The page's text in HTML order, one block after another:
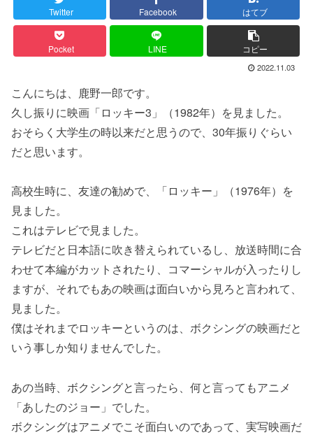
Twitter Facebook はてブ
Pocket LINE コピー
2022.11.03
こんにちは、鹿野一郎です。
久し振りに映画「ロッキー3」（1982年）を見ました。
おそらく大学生の時以来だと思うので、30年振りぐらい
だと思います。
高校生時に、友達の勧めで、「ロッキー」（1976年）を
見ました。
これはテレビで見ました。
テレビだと日本語に吹き替えられているし、放送時間に合
わせて本編がカットされたり、コマーシャルが入ったりし
ますが、それでもあの映画は面白いから見ろと言われて、
見ました。
僕はそれまでロッキーというのは、ボクシングの映画だと
いう事しか知りませんでした。
あの当時、ボクシングと言ったら、何と言ってもアニメ
「あしたのジョー」でした。
ボクシングはアニメでこそ面白いのであって、実写映画だ